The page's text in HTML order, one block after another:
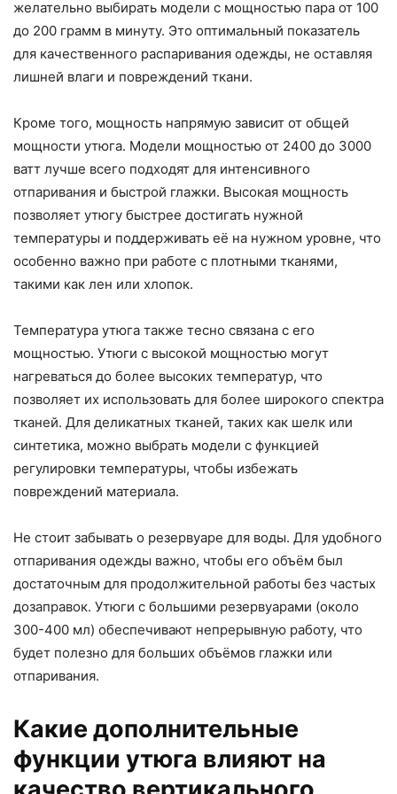
желательно выбирать модели с мощностью пара от 100
до 200 грамм в минуту. Это оптимальный показатель
для качественного распаривания одежды, не оставляя
лишней влаги и повреждений ткани.
Кроме того, мощность напрямую зависит от общей
мощности утюга. Модели мощностью от 2400 до 3000
ватт лучше всего подходят для интенсивного
отпаривания и быстрой глажки. Высокая мощность
позволяет утюгу быстрее достигать нужной
температуры и поддерживать её на нужном уровне, что
особенно важно при работе с плотными тканями,
такими как лен или хлопок.
Температура утюга также тесно связана с его
мощностью. Утюги с высокой мощностью могут
нагреваться до более высоких температур, что
позволяет их использовать для более широкого спектра
тканей. Для деликатных тканей, таких как шелк или
синтетика, можно выбрать модели с функцией
регулировки температуры, чтобы избежать
повреждений материала.
Не стоит забывать о резервуаре для воды. Для удобного
отпаривания одежды важно, чтобы его объём был
достаточным для продолжительной работы без частых
дозаправок. Утюги с большими резервуарами (около
300-400 мл) обеспечивают непрерывную работу, что
будет полезно для больших объёмов глажки или
отпаривания.
Какие дополнительные
функции утюга влияют на